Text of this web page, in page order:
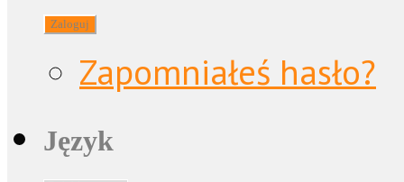
Zapomniałeś hasło?
Język